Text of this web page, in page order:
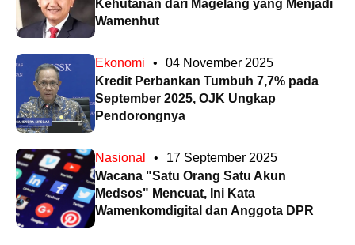
Kehutanan dari Magelang yang Menjadi
Wamenhut
Ekonomi •
04 November 2025
Kredit Perbankan Tumbuh 7,7% pada
September 2025, OJK Ungkap
Pendorongnya
Nasional •
17 September 2025
Wacana "Satu Orang Satu Akun
Medsos" Mencuat, Ini Kata
Wamenkomdigital dan Anggota DPR